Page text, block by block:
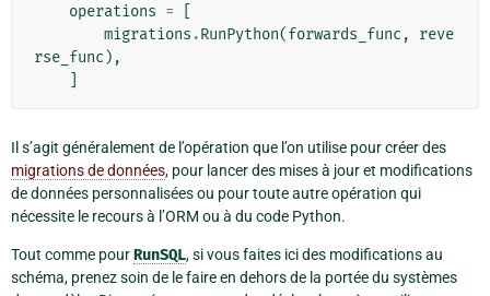
operations =
migrations .RunPython(forwards_func ,
reve
rse_func ),
Il s’agit généralement de l’opération que l’on utilise pour créer des
migrations de données, pour lancer des mises à jour et modifications
de données personnalisées ou pour toute autre opération qui
nécessite le recours à l’ORM ou à du code Python.
Tout comme pourRunSQL, si vous faites ici des modifications au
schéma, prenez soin de le faire en dehors de la portée du systèmes